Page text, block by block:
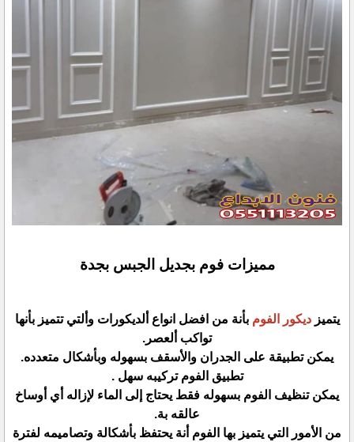
مميزات فوم بجديل الجبس بجدة
يتميز ديكور الفوم بأنة من افضل انواع ألديكورات وألتي تتميز بأنها
تواكب ألعصر.
يمكن تطبيقة على الجدران والأسقف بسهوله وبأشكال متعدده.
تطبيق الفوم تركيبه سهل .
يمكن تنظيف الفوم بسهوله فقط يحتاج إلى الماء لإزاله أي أوساخ
عالقه بة.
من الأمور التي يتميز بها الفوم أنة يحتفظ بأشكالة وتصاميمه لفترة